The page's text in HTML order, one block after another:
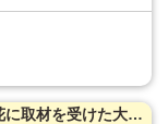
【25〜43歳限定】【梅田】全国誌・美人百花に取材を受けた大阪で一番出会える街コン【洗練された大人の空間】貸切！同世代で楽しむ♪お料理は豪華スペインコース料理☆LINE交換自由＆席がえあり！